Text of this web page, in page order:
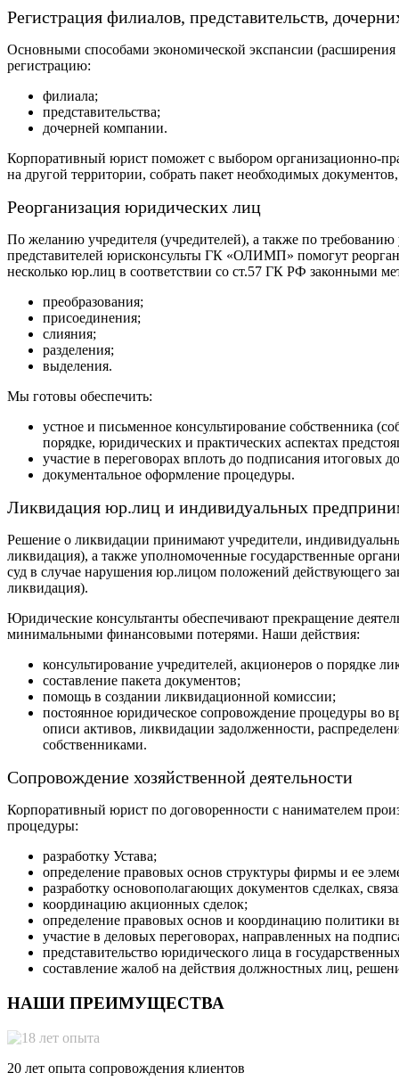
Регистрация филиалов, представительств,
Основными способами экономической экспансии
регистрацию:
филиала;
представительства;
дочерней компании.
Корпоративный юрист поможет с выбором организационно-
на другой территории, собрать пакет необходимых
Реорганизация юридических лиц
По желанию учредителя (учредителей), а также по
представителей юрисконсульты ГК «ОЛИМП» помогут
несколько юр.лиц в соответствии со ст.57 ГК РФ законными
преобразования;
присоединения;
слияния;
разделения;
выделения.
Мы готовы обеспечить:
устное и письменное консультирование собственника
порядке, юридических и практических аспектах
участие в переговорах вплоть до подписания итоговых
документальное оформление процедуры.
Ликвидация юр.лиц и индивидуальных
Решение о ликвидации принимают учредители,
ликвидация), а также уполномоченные государственные
суд в случае нарушения юр.лицом положений действующего
ликвидация).
Юридические консультанты обеспечивают прекращение
минимальными финансовыми потерями. Наши действия:
консультирование учредителей, акционеров о порядке
составление пакета документов;
помощь в создании ликвидационной комиссии;
постоянное юридическое сопровождение процедуры во
описи активов, ликвидации задолженности,
собственниками.
Сопровождение хозяйственной деятельности
Корпоративный юрист по договоренности с нанимателем
процедуры:
разработку Устава;
определение правовых основ структуры фирмы и ее
разработку основополагающих документов сделках,
координацию акционных сделок;
определение правовых основ и координацию политики
участие в деловых переговорах, направленных на
представительство юридического лица в
составление жалоб на действия должностных лиц,
НАШИ ПРЕИМУЩЕСТВА
20 лет опыта сопровождения клиентов